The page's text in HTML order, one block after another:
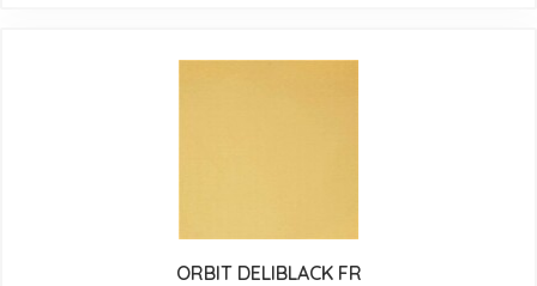
ORBIT DELIBLACK FR